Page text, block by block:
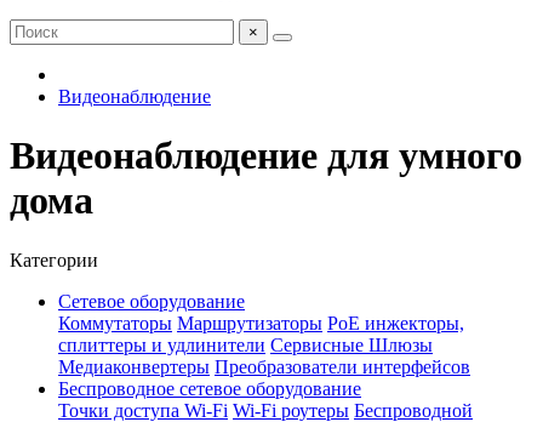
×
Видеонаблюдение
Видеонаблюдение для умного
дома
Категории
Сетевое оборудование
Коммутаторы Маршрутизаторы PoE инжекторы,
сплиттеры и удлинители Сервисные Шлюзы
Медиаконвертеры Преобразователи интерфейсов
Беспроводное сетевое оборудование
Точки доступа Wi-Fi Wi-Fi роутеры Беспроводной